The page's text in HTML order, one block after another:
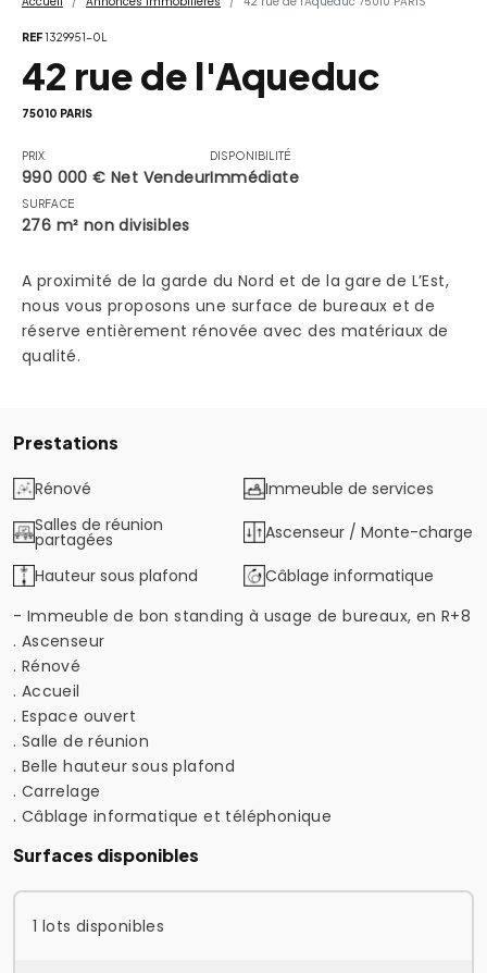
REF1329951-0L
42 rue de l'Aqueduc
75010 PARIS
PRIX
990 000 € Net Vendeur
SURFACE
276 m² non divisibles
DISPONIBILITÉ
Immédiate
A proximité de la garde du Nord et de la gare de L’Est,
nous vous proposons une surface de bureaux et de
réserve entièrement rénovée avec des matériaux de
qualité.
Prestations
Rénové
Immeuble de services
Salles de réunion
partagées
Ascenseur / Monte-charge
Hauteur sous plafond
Câblage informatique
- Immeuble de bon standing à usage de bureaux, en R+8
. Ascenseur
. Rénové
. Accueil
. Espace ouvert
. Salle de réunion
. Belle hauteur sous plafond
. Carrelage
. Câblage informatique et téléphonique
Surfaces disponibles
1 lots disponibles